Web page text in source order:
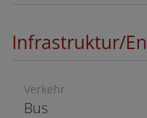
Infrastruktur/
Verkehr
Bus